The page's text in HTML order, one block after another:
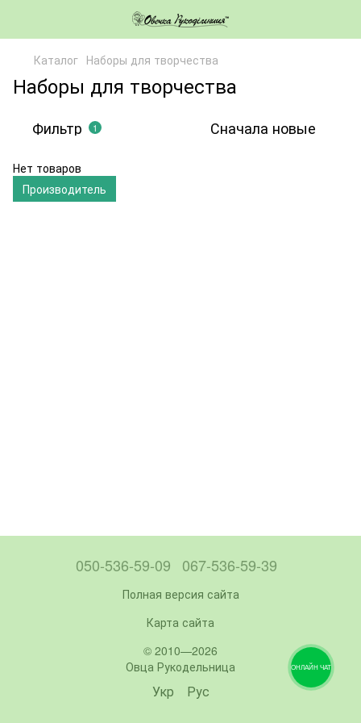
Каталог Наборы для творчества
Наборы для творчества
Фильтр 1 Сначала новые
Нет товаров
Производитель
050-536-59-09 067-536-59-39
Полная версия сайта
Карта сайта
© 2010—2026
Овца Рукодельница
Укр Рус
ОНЛАЙН ЧАТ